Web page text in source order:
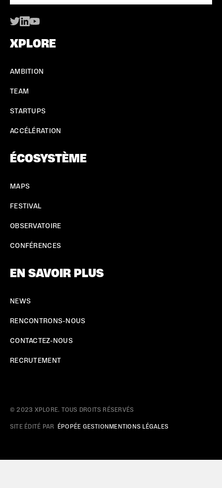
XPLORE
AMBITION
TEAM
STARTUPS
ACCÉLÉRATION
ÉCOSYSTÈME
MAPS
FESTIVAL
OBSERVATOIRE
CONFÉRENCES
EN SAVOIR PLUS
NEWS
RENCONTRONS-NOUS
CONTACTEZ-NOUS
RECRUTEMENT
© 2023 XPLORE. TOUS DROITS RÉSERVÉS
SITE ÉDITÉ PAR ÉPOPÉE GESTION MENTIONS LÉGALES